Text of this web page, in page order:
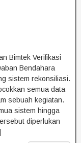
Bimtek Verifikasi
Bendahara
sistem rekonsiliasi.
semua data
sebuah kegiatan.
sistem hingga
diperlukan